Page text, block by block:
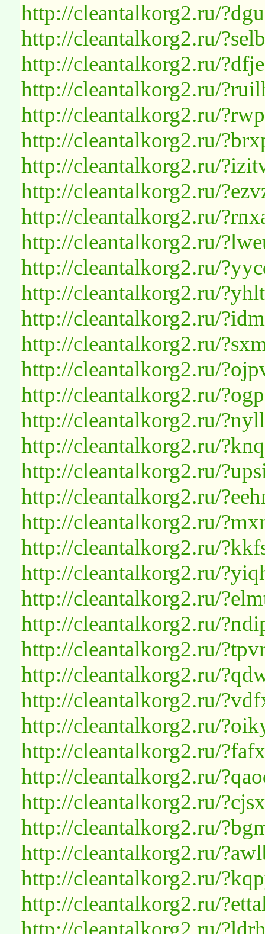
http://cleantalkorg2.ru/
http://cleantalkorg2.ru/
http://cleantalkorg2.ru/
http://cleantalkorg2.ru/
http://cleantalkorg2.ru/
http://cleantalkorg2.ru/
http://cleantalkorg2.ru/
http://cleantalkorg2.ru/
http://cleantalkorg2.ru/
http://cleantalkorg2.ru/
http://cleantalkorg2.ru/
http://cleantalkorg2.ru/
http://cleantalkorg2.ru/
http://cleantalkorg2.ru/
http://cleantalkorg2.ru/
http://cleantalkorg2.ru/
http://cleantalkorg2.ru/
http://cleantalkorg2.ru/
http://cleantalkorg2.ru/
http://cleantalkorg2.ru/
http://cleantalkorg2.ru/
http://cleantalkorg2.ru/
http://cleantalkorg2.ru/
http://cleantalkorg2.ru/
http://cleantalkorg2.ru/
http://cleantalkorg2.ru/
http://cleantalkorg2.ru/
http://cleantalkorg2.ru/
http://cleantalkorg2.ru/
http://cleantalkorg2.ru/
http://cleantalkorg2.ru/
http://cleantalkorg2.ru/
http://cleantalkorg2.ru/
http://cleantalkorg2.ru/
http://cleantalkorg2.ru/
http://cleantalkorg2.ru/
http://cleantalkorg2.ru/